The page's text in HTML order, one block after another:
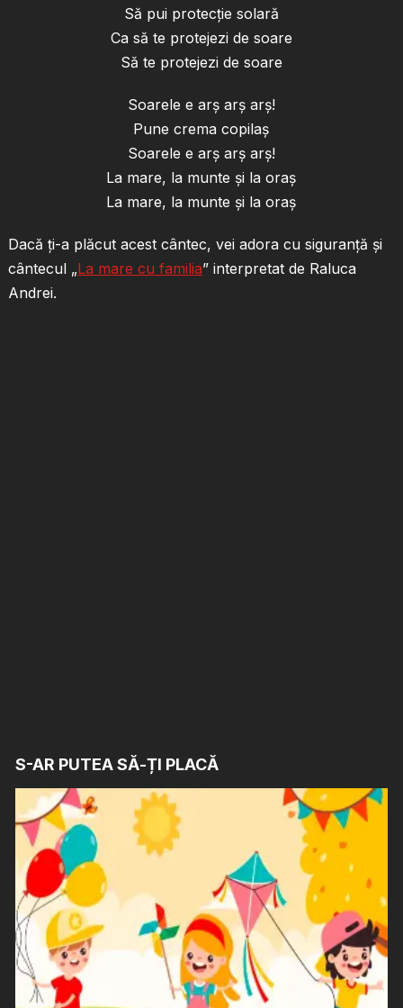
Să pui protecție solară
Ca să te protejezi de soare
Să te protejezi de soare
Soarele e arș arș arș!
Pune crema copilaș
Soarele e arș arș arș!
La mare, la munte și la oraș
La mare, la munte și la oraș
Dacă ți-a plăcut acest cântec, vei adora cu siguranță și
cântecul „La mare cu familia” interpretat de Raluca
Andrei.
S-AR PUTEA SĂ-ȚI PLACĂ